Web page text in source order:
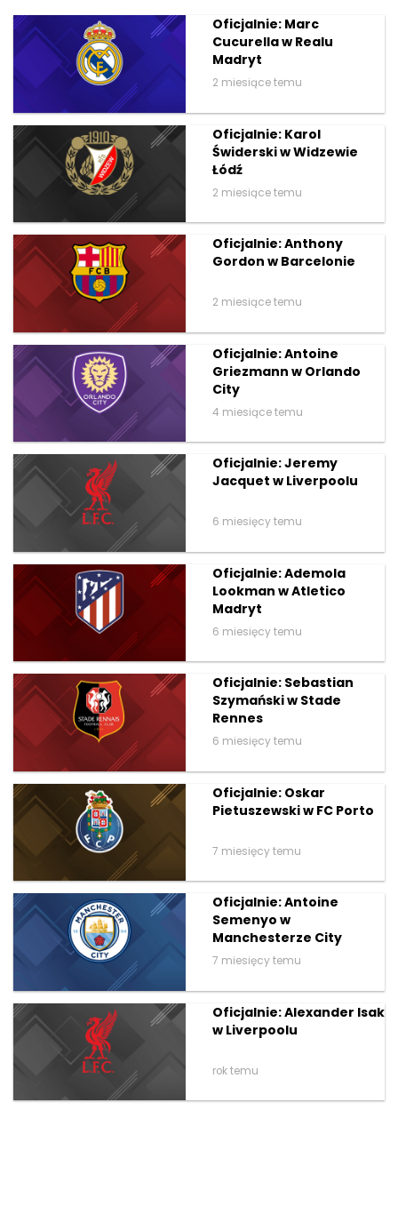
Oficjalnie: Marc
Cucurella w Realu
Madryt
2 miesiące temu
Oficjalnie: Karol
Świderski w Widzewie
Łódź
2 miesiące temu
Oficjalnie: Anthony
Gordon w Barcelonie
2 miesiące temu
Oficjalnie: Antoine
Griezmann w Orlando
City
4 miesiące temu
Oficjalnie: Jeremy
Jacquet w Liverpoolu
6 miesięcy temu
Oficjalnie: Ademola
Lookman w Atletico
Madryt
6 miesięcy temu
Oficjalnie: Sebastian
Szymański w Stade
Rennes
6 miesięcy temu
Oficjalnie: Oskar
Pietuszewski w FC Porto
7 miesięcy temu
Oficjalnie: Antoine
Semenyo w
Manchesterze City
7 miesięcy temu
Oficjalnie: Alexander Isak
w Liverpoolu
rok temu